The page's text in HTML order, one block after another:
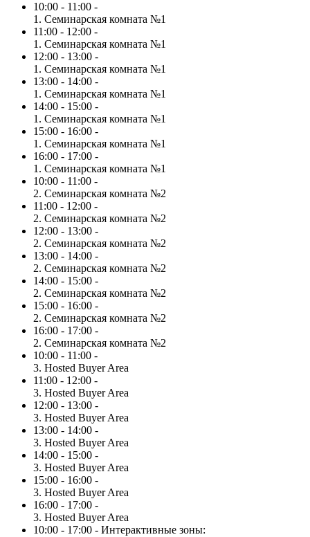
10:00 - 11:00 -
1. Семинарская комната №1
11:00 - 12:00 -
1. Семинарская комната №1
12:00 - 13:00 -
1. Семинарская комната №1
13:00 - 14:00 -
1. Семинарская комната №1
14:00 - 15:00 -
1. Семинарская комната №1
15:00 - 16:00 -
1. Семинарская комната №1
16:00 - 17:00 -
1. Семинарская комната №1
10:00 - 11:00 -
2. Семинарская комната №2
11:00 - 12:00 -
2. Семинарская комната №2
12:00 - 13:00 -
2. Семинарская комната №2
13:00 - 14:00 -
2. Семинарская комната №2
14:00 - 15:00 -
2. Семинарская комната №2
15:00 - 16:00 -
2. Семинарская комната №2
16:00 - 17:00 -
2. Семинарская комната №2
10:00 - 11:00 -
3. Hosted Buyer Area
11:00 - 12:00 -
3. Hosted Buyer Area
12:00 - 13:00 -
3. Hosted Buyer Area
13:00 - 14:00 -
3. Hosted Buyer Area
14:00 - 15:00 -
3. Hosted Buyer Area
15:00 - 16:00 -
3. Hosted Buyer Area
16:00 - 17:00 -
3. Hosted Buyer Area
10:00 - 17:00 - Интерактивные зоны: